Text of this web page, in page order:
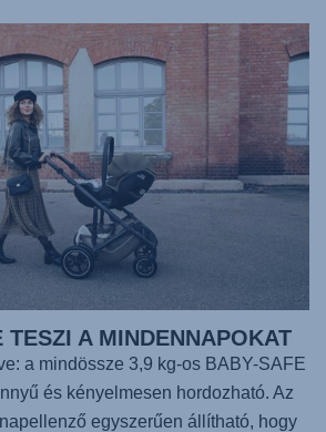
TESZI A MINDENNAPOKAT
a mindössze 3,9 kg-os BABY-SAFE
és kényelmesen hordozható. Az
egyszerűen állítható, hogy